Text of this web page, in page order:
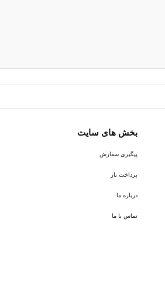
بخش های سایت
پیگیری سفارش
پرداخت باز
درباره ما
تماس با ما